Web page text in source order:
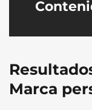
Marca